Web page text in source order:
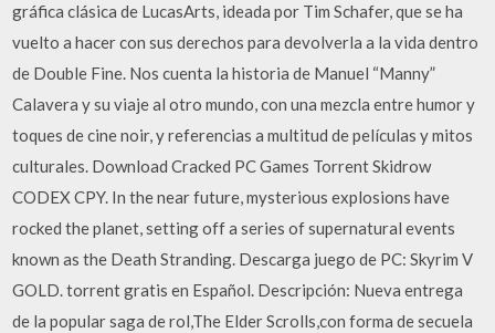
gráfica clásica de LucasArts, ideada por Tim Schafer, que se ha
vuelto a hacer con sus derechos para devolverla a la vida dentro
de Double Fine. Nos cuenta la historia de Manuel “Manny”
Calavera y su viaje al otro mundo, con una mezcla entre humor y
toques de cine noir, y referencias a multitud de películas y mitos
culturales. Download Cracked PC Games Torrent Skidrow
CODEX CPY. In the near future, mysterious explosions have
rocked the planet, setting off a series of supernatural events
known as the Death Stranding. Descarga juego de PC: Skyrim V
GOLD. torrent gratis en Español. Descripción: Nueva entrega
de la popular saga de rol,The Elder Scrolls,con forma de secuela